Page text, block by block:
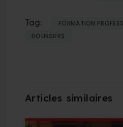
Tag:
FORMATION
BOURSIERS